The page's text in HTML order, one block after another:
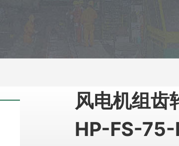
风电机组齿
HP-FS-